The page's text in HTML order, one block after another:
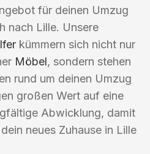
für deinen Umzug
nach Lille. Unsere
kümmern sich nicht nur
Möbel, sondern stehen
rund um deinen Umzug
großen Wert auf eine
Abwicklung, damit
neues Zuhause in Lille